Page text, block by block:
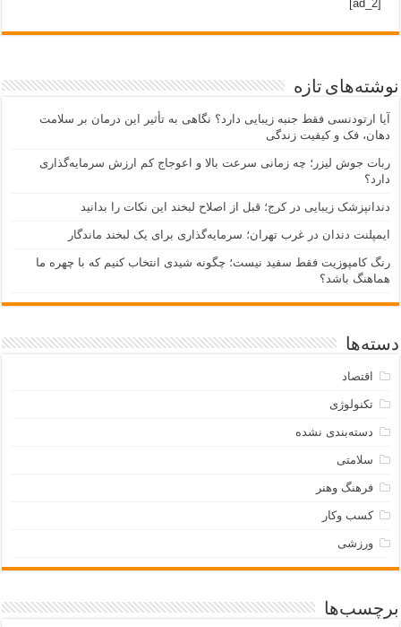
[ad_2]
نوشته‌های تازه
آیا ارتودنسی فقط جنبه زیبایی دارد؟ نگاهی به تأثیر این درمان بر سلامت
دهان، فک و کیفیت زندگی
ربات جوش لیزر؛ چه زمانی سرعت بالا و اعوجاج کم ارزش سرمایه‌گذاری
دارد؟
دندانپزشک زیبایی در کرج؛ قبل از اصلاح لبخند این نکات را بدانید
ایمپلنت دندان در غرب تهران؛ سرمایه‌گذاری برای یک لبخند ماندگار
رنگ کامپوزیت فقط سفید نیست؛ چگونه شیدی انتخاب کنیم که با چهره ما
هماهنگ باشد؟
دسته‌ها
اقتصاد
تکنولوژی
دسته‌بندی نشده
سلامتی
فرهنگ وهنر
کسب وکار
ورزشی
برچسب‌ها